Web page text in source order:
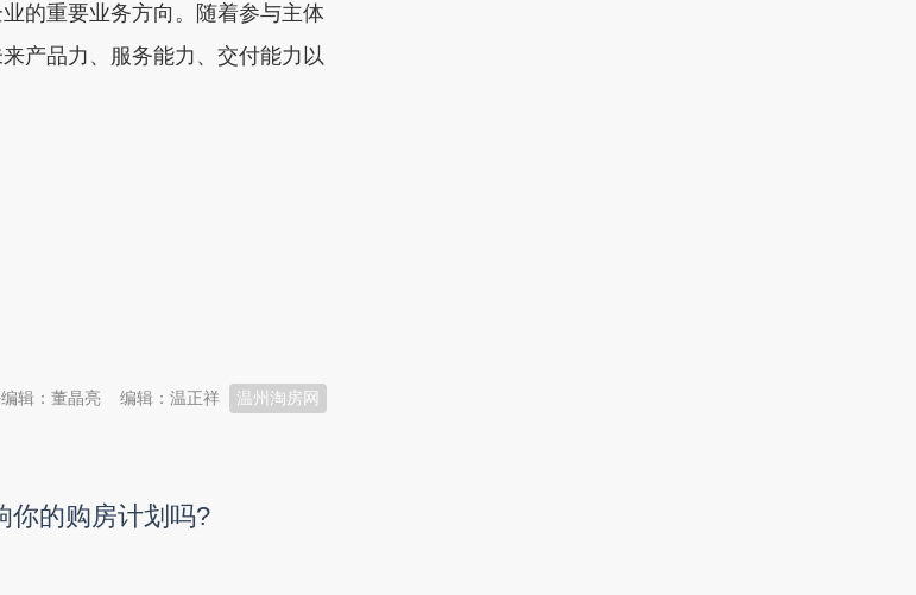
的重要业务方向。随着参与主体
产品力、服务能力、交付能力以
温州淘房网
编辑：温正祥
辑：董晶亮
你的购房计划吗?